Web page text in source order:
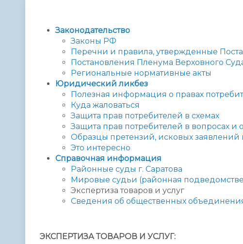
Законодательство
Законы РФ
Перечни и правила, утвержденные
Постановления Пленума Верховного
Региональные нормативные акты
Юридический ликбез
Полезная информация о правах
Куда жаловаться
Защита прав потребителей в схемах
Защита прав потребителей в вопросах и
Образцы претензий, исковых заявлений
Это интересно
Справочная информация
Районные суды г. Саратова
Мировые судьи (районная
Экспертиза товаров и услуг
Сведения об общественных
ЭКСПЕРТИЗА ТОВАРОВ И УСЛУГ: